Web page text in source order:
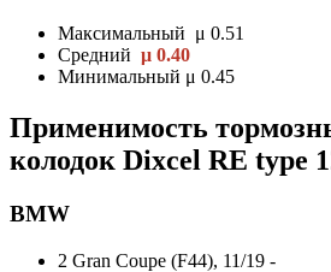
Максимальный μ 0.51
Средний μ 0.40
Минимальный μ 0.45
Применимость
колодок Dixcel RE type
BMW
2 Gran Coupe (F44), 11/19 -